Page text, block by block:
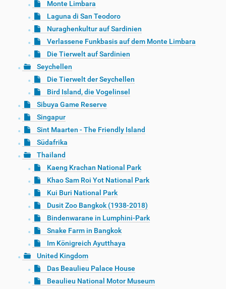
Monte Limbara
Laguna di San Teodoro
Nuraghenkultur auf Sardinien
Verlassene Funkbasis auf dem Monte Limbara
Die Tierwelt auf Sardinien
Seychellen
Die Tierwelt der Seychellen
Bird Island, die Vogelinsel
Sibuya Game Reserve
Singapur
Sint Maarten - The Friendly Island
Südafrika
Thailand
Kaeng Krachan National Park
Khao Sam Roi Yot National Park
Kui Buri National Park
Dusit Zoo Bangkok (1938-2018)
Bindenwarane in Lumphini-Park
Snake Farm in Bangkok
Im Königreich Ayutthaya
United Kingdom
Das Beaulieu Palace House
Beaulieu National Motor Museum